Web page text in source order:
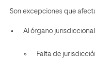
Son excepciones que
Al órgano
Falta de